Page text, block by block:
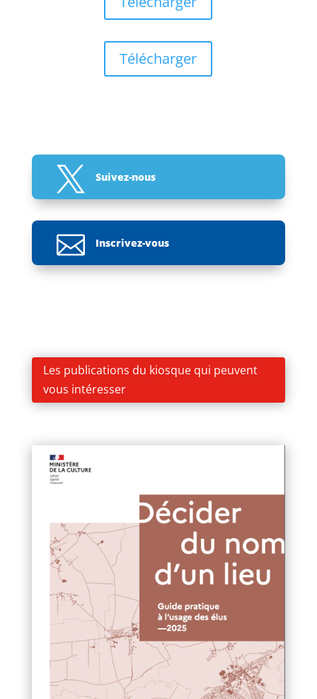
Télécharger
 Suivez-nous
 Inscrivez-vous
Les publications du kiosque qui peuvent
vous intéresser